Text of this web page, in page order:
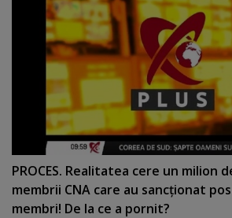
PROCES. Realitatea cere un milion
membrii CNA care au sancţionat
membri! De la ce a pornit?